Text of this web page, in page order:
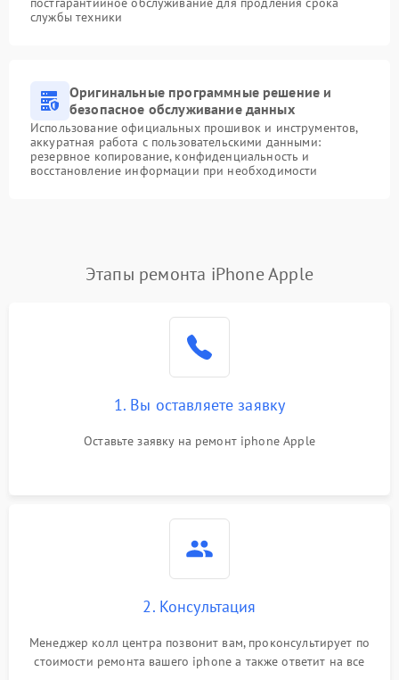
службы техники
Оригинальные программные решение и
безопасное обслуживание данных
Использование официальных прошивок и инструментов,
аккуратная работа с пользовательскими данными:
резервное копирование, конфиденциальность и
восстановление информации при необходимости
Этапы ремонта iPhone Apple
1. Вы оставляете заявку
Оставьте заявку на ремонт iphone Apple
2. Консультация
Менеджер колл центра позвонит вам, проконсультирует по
стоимости ремонта вашего iphone а также ответит на все